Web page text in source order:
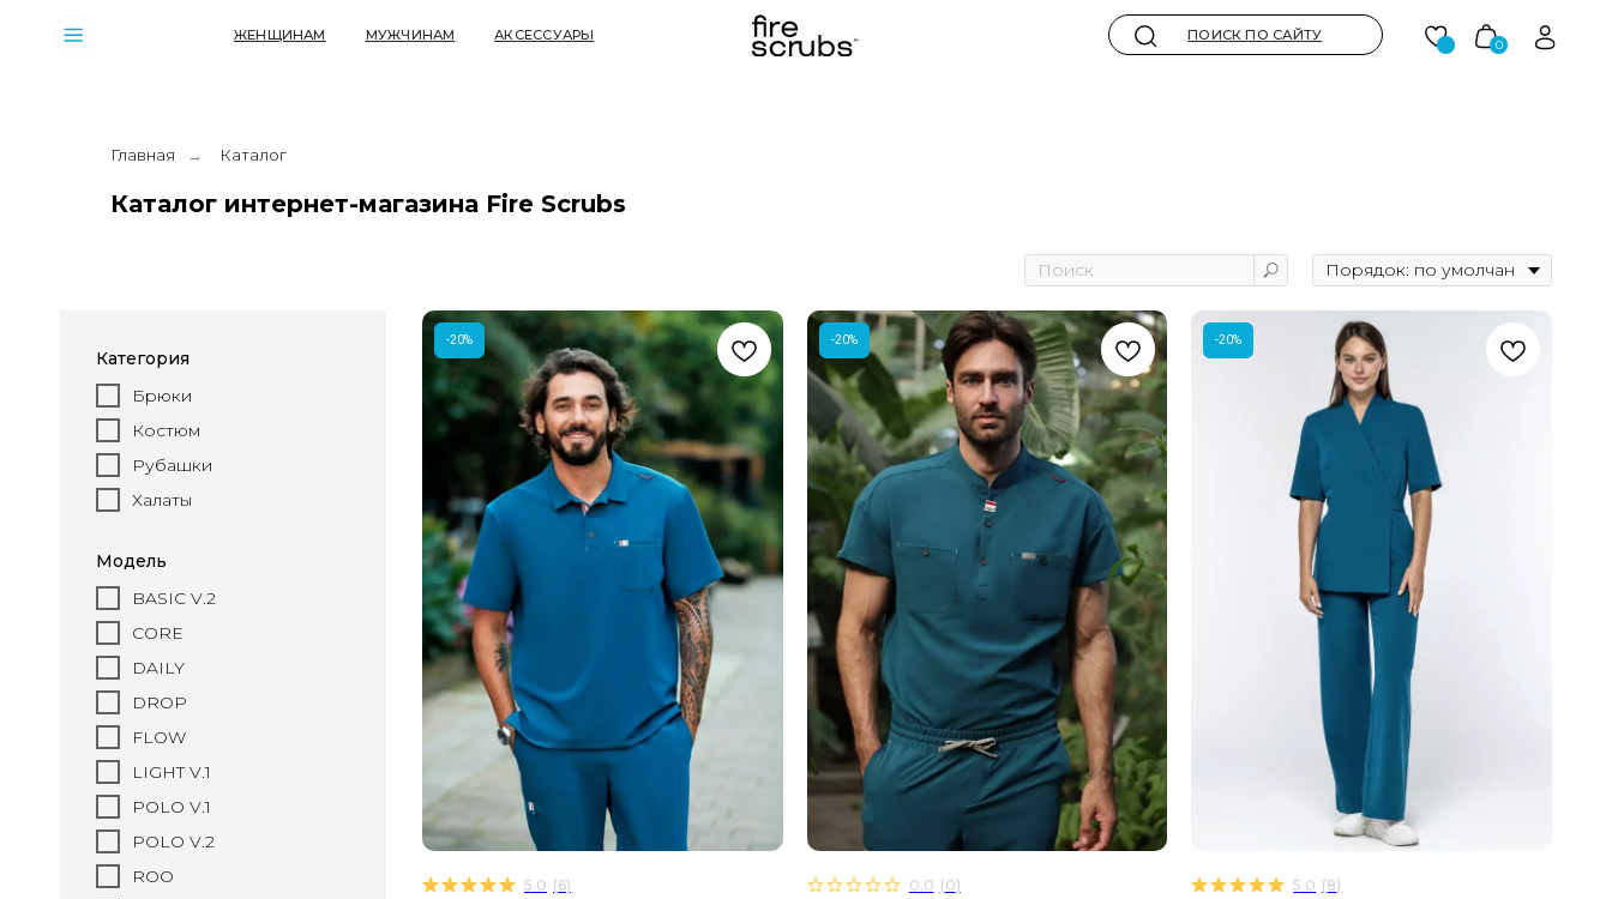
ЖЕНЩИНАМ МУЖЧИНАМ АКСЕССУАРЫ ПОИСК ПО САЙТУ
Главная → Каталог
Каталог интернет-магазина Fire Scrubs
Категория
Брюки
Костюм
Рубашки
Халаты
Модель
BASIC V.2
CORE
DAILY
DROP
FLOW
LIGHT V.1
POLO V.1
POLO V.2
ROO
-20%
5.0 (6)
-20%
0.0 (0)
-20%
5.0 (8)